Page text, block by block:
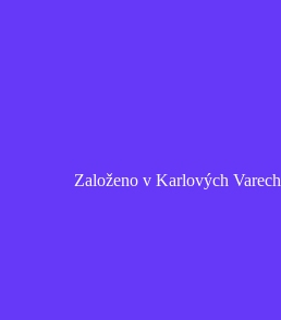
Založeno v Karlových Varech